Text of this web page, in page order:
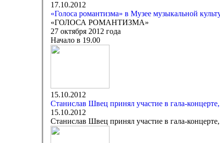
17.10.2012
«Голоса романтизма» в Музее музыкальной
«ГОЛОСА РОМАНТИЗМА»
27 октября 2012 года
Начало в 19.00
15.10.2012
Станислав Швец принял участие в гала-
15.10.2012
Станислав Швец принял участие в гала-